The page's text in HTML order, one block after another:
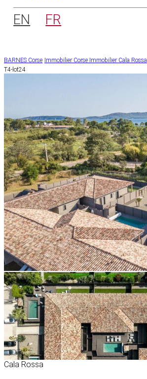
EN FR
BARNES Corse Immobilier Corse Immobilier Cala Rossa
T4-lot24
Cala Rossa